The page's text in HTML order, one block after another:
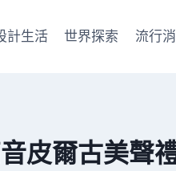
計生活 世界探索 流行
皮爾古美聲